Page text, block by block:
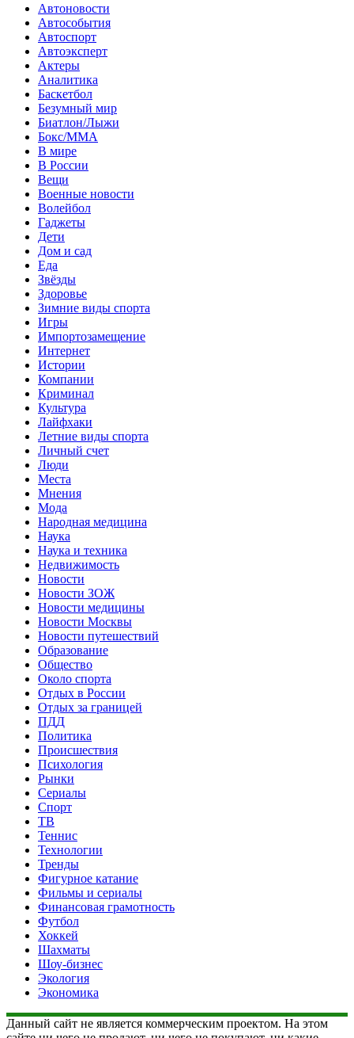
Автоновости
Автособытия
Автоспорт
Автоэксперт
Актеры
Аналитика
Баскетбол
Безумный мир
Биатлон/Лыжи
Бокс/MMA
В мире
В России
Вещи
Военные новости
Волейбол
Гаджеты
Дети
Дом и сад
Еда
Звёзды
Здоровье
Зимние виды спорта
Игры
Импортозамещение
Интернет
Истории
Компании
Криминал
Культура
Лайфхаки
Летние виды спорта
Личный счет
Люди
Места
Мнения
Мода
Народная медицина
Наука
Наука и техника
Недвижимость
Новости
Новости ЗОЖ
Новости медицины
Новости Москвы
Новости путешествий
Образование
Общество
Около спорта
Отдых в России
Отдых за границей
ПДД
Политика
Происшествия
Психология
Рынки
Сериалы
Спорт
ТВ
Теннис
Технологии
Тренды
Фигурное катание
Фильмы и сериалы
Финансовая грамотность
Футбол
Хоккей
Шахматы
Шоу-бизнес
Экология
Экономика
Данный сайт не является коммерческим проектом. На этом